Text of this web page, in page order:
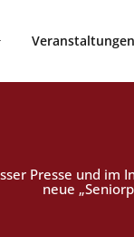
Veranstaltungen
Presse und im
neue